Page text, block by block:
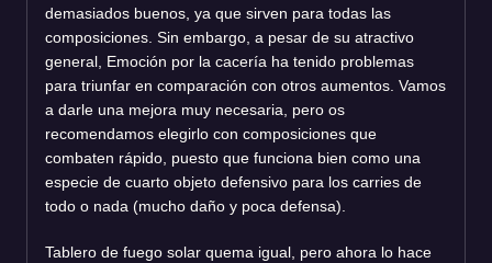
demasiados buenos, ya que sirven para todas las
composiciones. Sin embargo, a pesar de su atractivo
general, Emoción por la cacería ha tenido problemas
para triunfar en comparación con otros aumentos. Vamos
a darle una mejora muy necesaria, pero os
recomendamos elegirlo con composiciones que
combaten rápido, puesto que funciona bien como una
especie de cuarto objeto defensivo para los carries de
todo o nada (mucho daño y poca defensa).
Tablero de fuego solar quema igual, pero ahora lo hace